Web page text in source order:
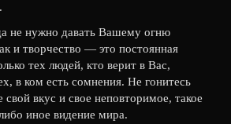
не нужно давать Вашему огню
и творчество — это постоянная
тех людей, кто верит в Вас,
в ком есть сомнения. Не гонитесь
свой вкус и свое неповторимое, такое
иное видение мира.